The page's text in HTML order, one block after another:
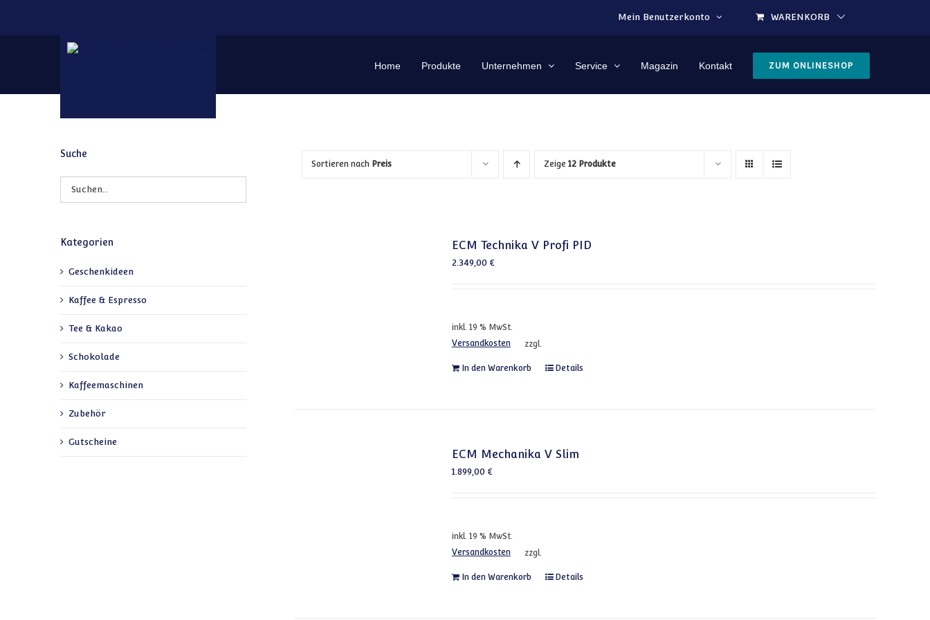
Mein Benutzerkonto
WARENKORB
Home Produkte Unternehmen Service Magazin Kontakt ZUM ONLINESHOP
Sortieren nach Preis Zeige12 Produkte
ECM Technika V Profi PID
2.349,00 €
inkl. 19 % MwSt.
zzgl.
Versandkosten
In den Warenkorb Details
ECM Mechanika V Slim
1.899,00 €
inkl. 19 % MwSt.
zzgl.
Versandkosten
In den Warenkorb Details
Suche
Kategorien
Geschenkideen
Kaffee & Espresso
Tee & Kakao
Schokolade
Kaffeemaschinen
Zubehör
Gutscheine